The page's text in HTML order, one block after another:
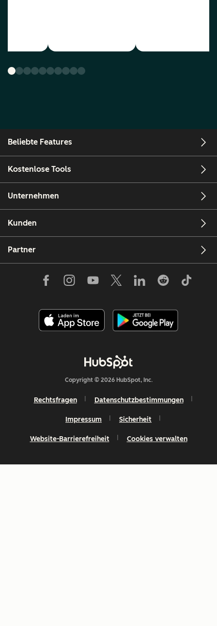
Beliebte Features
Kostenlose Tools
Unternehmen
Kunden
Partner
Copyright © 2026 HubSpot, Inc.
Rechtsfragen Datenschutzbestimmungen
Impressum Sicherheit
Website-Barrierefreiheit Cookies verwalten